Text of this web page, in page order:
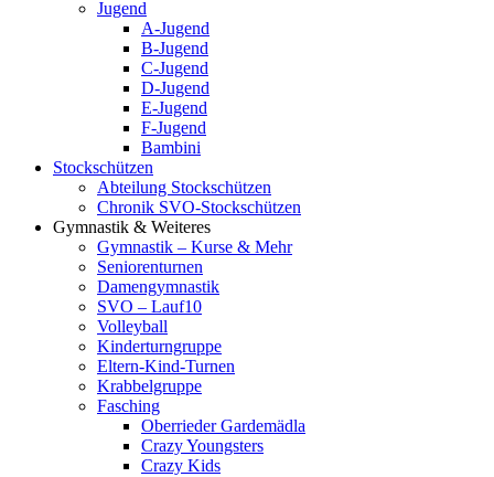
Jugend
A-Jugend
B-Jugend
C-Jugend
D-Jugend
E-Jugend
F-Jugend
Bambini
Stockschützen
Abteilung Stockschützen
Chronik SVO-Stockschützen
Gymnastik & Weiteres
Gymnastik – Kurse & Mehr
Seniorenturnen
Damengymnastik
SVO – Lauf10
Volleyball
Kinderturngruppe
Eltern-Kind-Turnen
Krabbelgruppe
Fasching
Oberrieder Gardemädla
Crazy Youngsters
Crazy Kids